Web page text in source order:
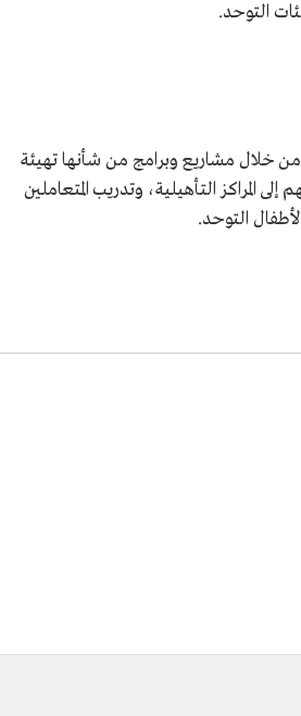
التوحد.
من خلال مشاريع وبرامج من شأنها تهيئة
المراكز التأهيلية، وتدريب المتعاملين
التوحد.